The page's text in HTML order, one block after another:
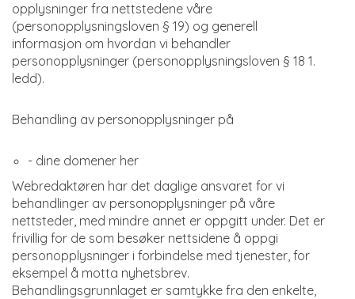
opplysninger fra nettstedene våre
(personopplysningsloven § 19) og generell
informasjon om hvordan vi behandler
personopplysninger (personopplysningsloven § 18 1.
ledd).
Behandling av personopplysninger på
- dine domener her
Webredaktøren har det daglige ansvaret for vi
behandlinger av personopplysninger på våre
nettsteder, med mindre annet er oppgitt under. Det er
frivillig for de som besøker nettsidene å oppgi
personopplysninger i forbindelse med tjenester, for
eksempel å motta nyhetsbrev.
Behandlingsgrunnlaget er samtykke fra den enkelte,